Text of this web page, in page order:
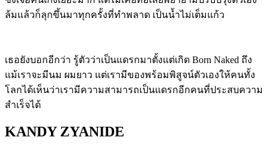
ล้มแล้วก็ลุกขึ้นมาทุกครั้งที่ทำพลาด เป็นน้ำไม่เต็มแก้ว
เธอยังบอกอีกว่า รู้ตัวว่าเป็นแดรกมาตั้งแต่เกิด Born Naked ถึง
แม้เราจะมีนม ผมยาว แต่เรามีของพร้อมพิสูจน์ตัวเองให้คนทั้ง
โลกได้เห็นว่าเรามีความสามารถเป็นแดรกอีกคนที่ประสบความ
สำเร็จได้
KANDY ZYANIDE